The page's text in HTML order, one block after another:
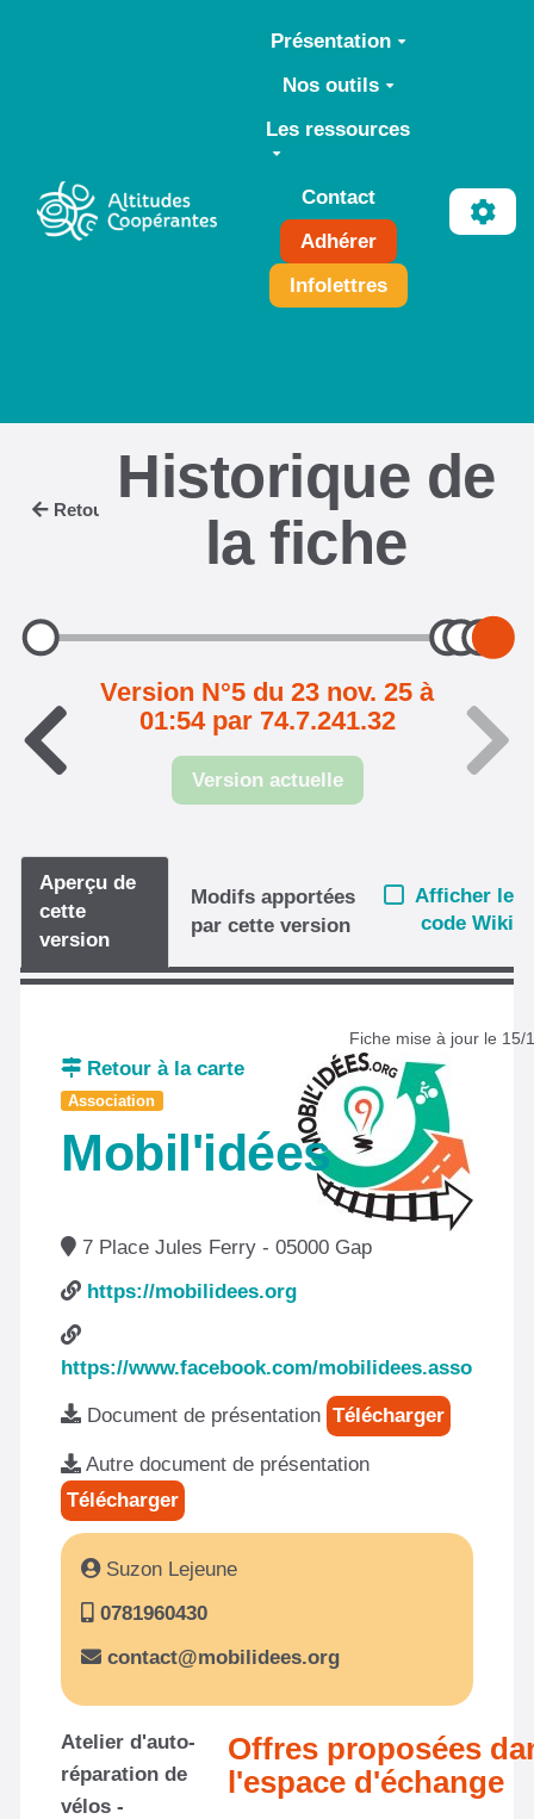
Aller au contenu principal
Présentation
Nos outils
Les ressources
Contact
Adhérer
Infolettres
Retour
Historique de
la fiche
Version N°5 du 23 nov. 25 à
01:54 par 74.7.241.32
Version actuelle
Aperçu de
cette
version
Modifs apportées
par cette version
Afficher le
code Wiki
Fiche mise à jour le 15/
Retour à la carte
Association
Mobil'idées
7 Place Jules Ferry - 05000 Gap
https://mobilidees.org
https://www.facebook.com/mobilidees.asso
Document de présentation Télécharger
Autre document de présentation
Télécharger
Suzon Lejeune
0781960430
contact@mobilidees.org
Atelier d'auto-
réparation de
vélos -
Offres proposées
l'espace d'échange